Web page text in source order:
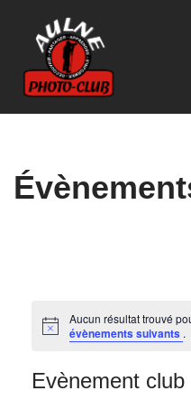
Aller
au
contenu
Notice
Aucun résultat trouvé
évènements suivants .
Evènement club